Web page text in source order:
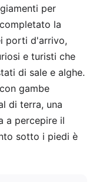
per
la
porti d'arrivo,
e turisti che
di sale e alghe.
gambe
di terra, una
a percepire il
sotto i piedi è